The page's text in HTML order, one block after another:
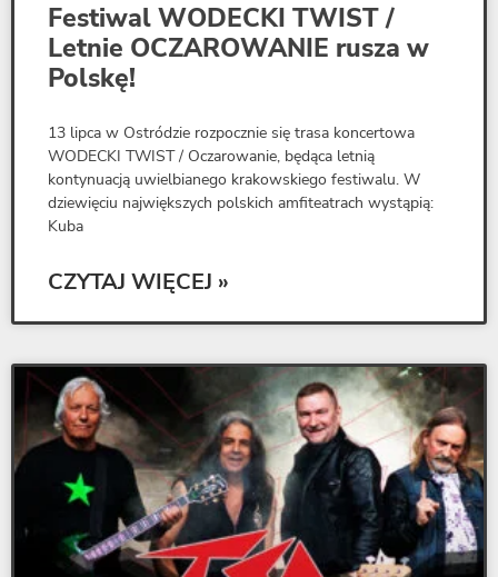
Festiwal WODECKI TWIST /
Letnie OCZAROWANIE rusza w
Polskę!
13 lipca w Ostródzie rozpocznie się trasa koncertowa
WODECKI TWIST / Oczarowanie, będąca letnią
kontynuacją uwielbianego krakowskiego festiwalu. W
dziewięciu największych polskich amfiteatrach wystąpią:
Kuba
CZYTAJ WIĘCEJ »